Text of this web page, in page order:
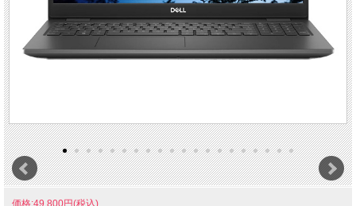
価格:49,800円(税込)